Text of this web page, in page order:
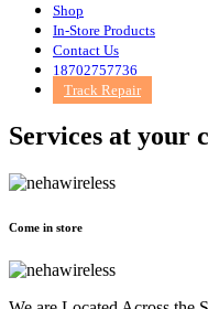
Shop
In-Store Products
Contact Us
18702757736
Track Repair
Services at your
Come in store